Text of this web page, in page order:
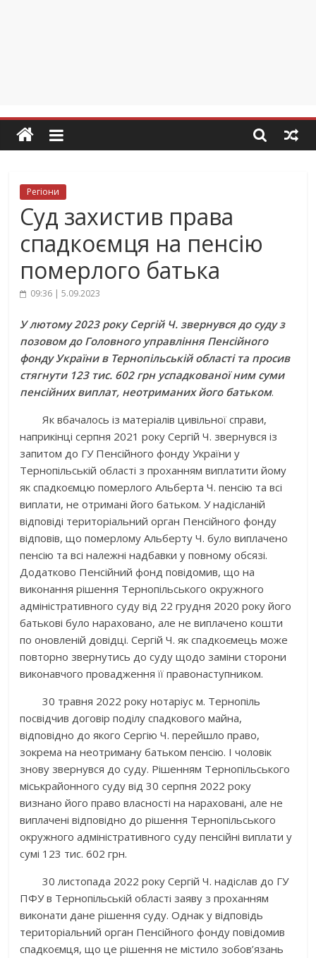
Регіони
Суд захистив права
спадкоємця на пенсію
померлого батька
09:36 | 5.09.2023
У лютому 2023 року Сергій Ч. звернувся до суду з
позовом до Головного управління Пенсійного
фонду України в Тернопільській області та просив
стягнути 123 тис. 602 грн успадкованої ним суми
пенсійних виплат, неотриманих його батьком.
Як вбачалось ізматеріалів цивільної справи,
наприкінці серпня 2021 року Сергій Ч. звернувся із
запитом до ГУ Пенсійного фонду України у
Тернопільській області з проханням виплатити йому
як спадкоємцю померлого Альберта Ч. пенсію та всі
виплати, не отримані його батьком. У надісланій
відповіді територіальний орган Пенсійного фонду
відповів, що померлому Альберту Ч. було виплачено
пенсію та всі належні надбавки у повному обсязі.
Додатково Пенсійний фонд повідомив, що на
виконання рішення Тернопільського окружного
адміністративного суду від 22 грудня 2020 року його
батькові було нараховано, але не виплачено кошти
по оновленій довідці. Сергій Ч. як спадкоємець може
повторно звернутись до суду щодо заміни сторони
виконавчого провадження її правонаступником.
30 травня 2022 року нотаріус м. Тернопіль
посвідчив договір поділу спадкового майна,
відповідно до якого Сергію Ч. перейшло право,
зокрема на неотриману батьком пенсію. І чоловік
знову звернувся до суду. Рішенням Тернопільського
міськрайонного суду від 30 серпня 2022 року
визнано його право власності на нараховані, але не
виплачені відповідно до рішення Тернопільського
окружного адміністративного суду пенсійні виплати у
сумі 123 тис. 602 грн.
30 листопада 2022 року Сергій Ч. надіслав до ГУ
ПФУ в Тернопільській області заяву з проханням
виконати дане рішення суду. Однак у відповідь
територіальний орган Пенсійного фонду повідомив
спадкоємця, що це рішення не містило зобов’язань